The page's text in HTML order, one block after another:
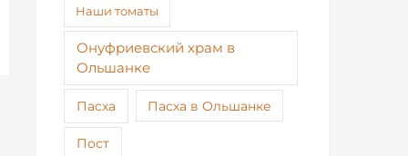
Наши томаты
Онуфриевский храм в
Ольшанке
Пасха Пасха в Ольшанке
Пост